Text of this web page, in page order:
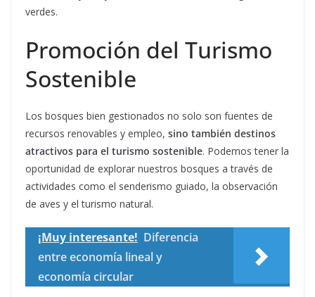
verdes.
Promoción del Turismo
Sostenible
Los bosques bien gestionados no solo son fuentes de
recursos renovables y empleo, sino también destinos
atractivos para el turismo sostenible. Podemos tener la
oportunidad de explorar nuestros bosques a través de
actividades como el senderismo guiado, la observación
de aves y el turismo natural.
¡Muy interesante! Diferencia
entre economía lineal y
economía circular